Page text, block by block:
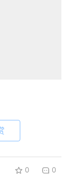
0 0